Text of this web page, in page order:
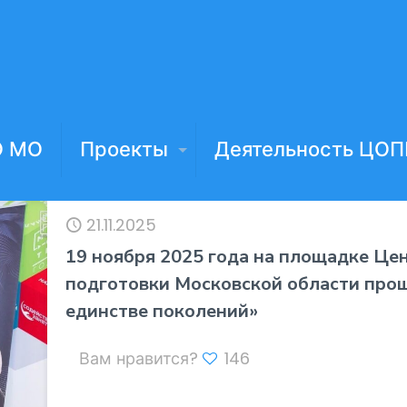
МО Проекты Деятельность
21.11.2025
19 ноября 2025 года на площадке
подготовки Московской области
единстве поколений»
Вам нравится? 146